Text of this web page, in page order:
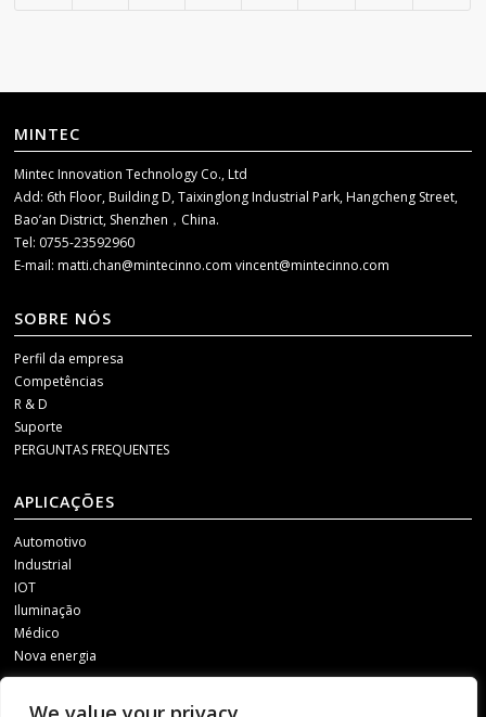
MINTEC
Mintec Innovation Technology Co., Ltd
Add: 6th Floor, Building D, Taixinglong Industrial Park, Hangcheng Street,
Bao’an District, Shenzhen，China.
Tel: 0755-23592960
E-mail:matti.chan@mintecinno.comvincent@mintecinno.com
SOBRE NÓS
Perfil da empresa
Competências
R & D
Suporte
PERGUNTAS FREQUENTES
APLICAÇÕES
Automotivo
Industrial
IOT
Iluminação
Médico
Nova energia
MÍDIA SOCIAL